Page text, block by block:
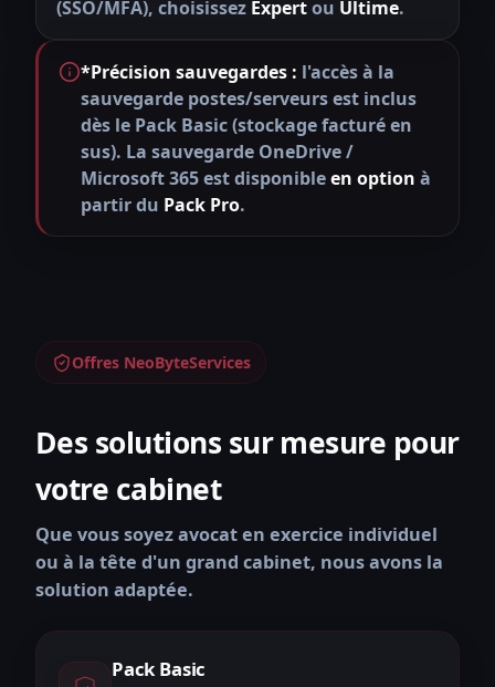
(SSO/MFA), choisissez Expertou Ultime.
*Précision sauvegardes : l'accès à la
sauvegarde postes/serveurs est inclus
dès le Pack Basic (stockage facturé en
sus). La sauvegarde OneDrive /
Microsoft 365 est disponibleen option à
partir du Pack Pro.
Offres NeoByteServices
Des solutions sur mesure pour
votre cabinet
Que vous soyez avocat en exercice individuel
ou à la tête d'un grand cabinet, nous avons la
solution adaptée.
Pack Basic